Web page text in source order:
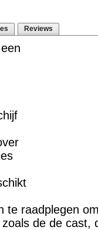
Reviews
te raadplegen
de de cast,